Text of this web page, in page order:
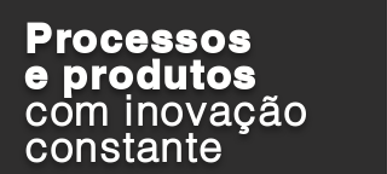
Processos
e produtos
com inovação
constante